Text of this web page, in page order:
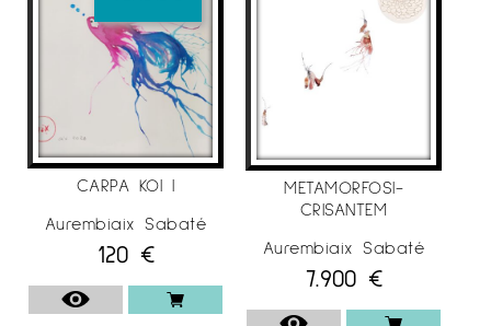
CARPA KOI I
Aurembiaix Sabaté
120 €
METAMORFOSI-
CRISANTEM
Aurembiaix Sabaté
7.900 €